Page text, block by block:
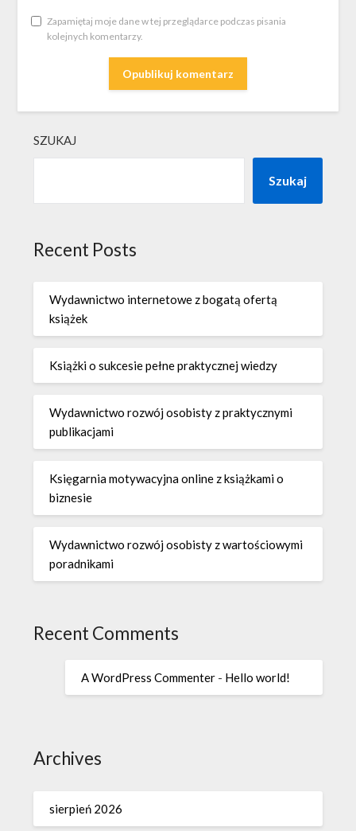
Zapamiętaj moje dane w tej przeglądarce podczas pisania
kolejnych komentarzy.
SZUKAJ
Szukaj
Recent Posts
Wydawnictwo internetowe z bogatą ofertą
książek
Książki o sukcesie pełne praktycznej wiedzy
Wydawnictwo rozwój osobisty z praktycznymi
publikacjami
Księgarnia motywacyjna online z książkami o
biznesie
Wydawnictwo rozwój osobisty z wartościowymi
poradnikami
Recent Comments
A WordPress Commenter - Hello world!
Archives
sierpień 2026